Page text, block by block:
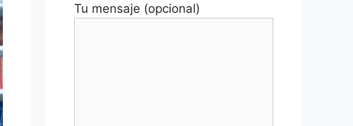
Tu mensaje (opcional)